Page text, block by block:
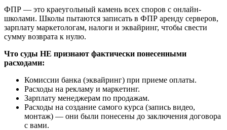
ФПР — это краеугольный камень всех споров с онлайн-
школами. Школы пытаются записать в ФПР аренду серверов,
зарплату маркетологам, налоги и эквайринг, чтобы свести
сумму возврата к нулю.
Что суды НЕ признают фактически понесенными
расходами:
Комиссии банка (эквайринг) при приеме оплаты.
Расходы на рекламу и маркетинг.
Зарплату менеджерам по продажам.
Расходы на создание самого курса (запись видео,
монтаж) — они были понесены до заключения договора
с вами.